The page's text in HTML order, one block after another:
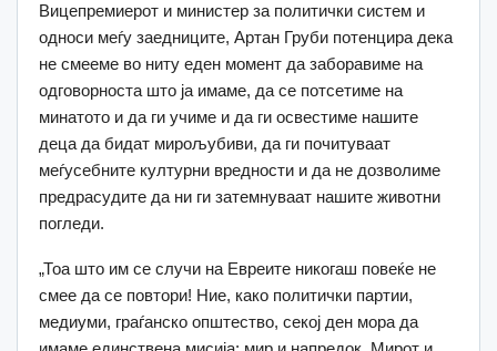
Вицепремиерот и министер за политички систем и
односи меѓу заедниците, Артан Груби потенцира дека
не смееме во ниту еден момент да заборавиме на
одговорноста што ја имаме, да се потсетиме на
минатото и да ги учиме и да ги освестиме нашите
деца да бидат мирољубиви, да ги почитуваат
меѓусебните културни вредности и да не дозволиме
предрасудите да ни ги затемнуваат нашите животни
погледи.
„Тоа што им се случи на Евреите никогаш повеќе не
смее да се повтори! Ние, како политички партии,
медиуми, граѓанско општество, секој ден мора да